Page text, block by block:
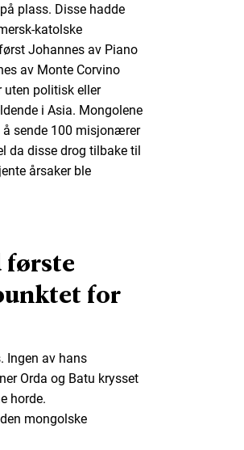
plass. Disse hadde
katolske
Johannes av Piano
av Monte Corvino
uten politisk eller
i Asia. Mongolene
å sende 100 misjonærer
da disse drog tilbake til
årsaker ble
første
for
Ingen av hans
Orda og Batu krysset
horde.
mongolske